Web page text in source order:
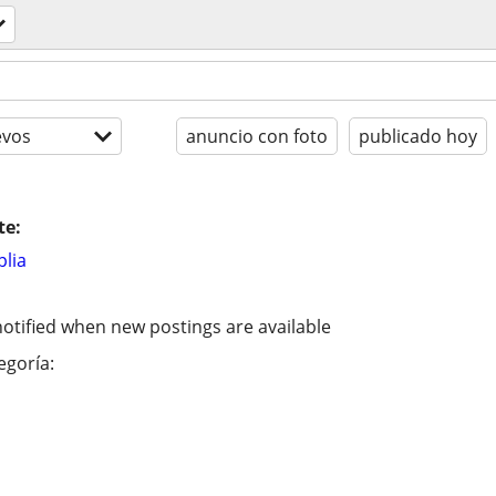
anuncio con foto publicado hoy
when new postings are available